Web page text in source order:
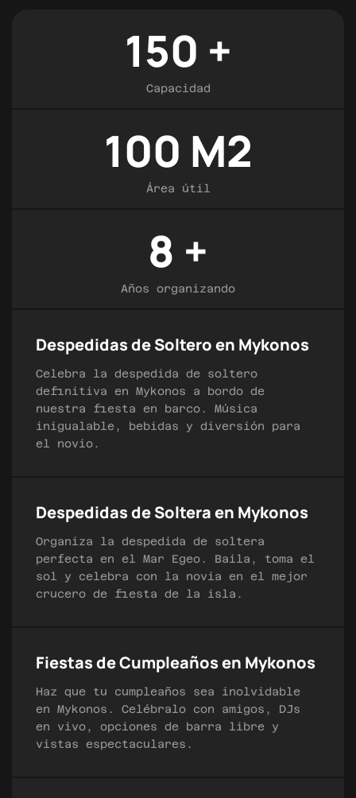
150 +
Capacidad
100 M2
Área útil
8 +
Años organizando
Despedidas de Soltero en Mykonos
Celebra la despedida de soltero
definitiva en Mykonos a bordo de
nuestra fiesta en barco. Música
inigualable, bebidas y diversión para
el novio.
Despedidas de Soltera en Mykonos
Organiza la despedida de soltera
perfecta en el Mar Egeo. Baila, toma el
sol y celebra con la novia en el mejor
crucero de fiesta de la isla.
Fiestas de Cumpleaños en Mykonos
Haz que tu cumpleaños sea inolvidable
en Mykonos. Celébralo con amigos, DJs
en vivo, opciones de barra libre y
vistas espectaculares.